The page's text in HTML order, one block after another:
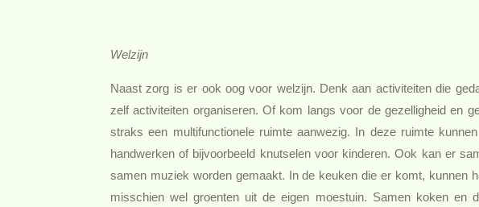
Welzijn
Naast zorg is er ook oog voor welzijn. Denk aan activiteiten die
zelf activiteiten organiseren. Of kom langs voor de gezelligheid en
straks een multifunctionele ruimte aanwezig. In deze ruimte
handwerken of bijvoorbeeld knutselen voor kinderen. Ook kan er
samen muziek worden gemaakt. In de keuken die er komt, kunnen
misschien wel groenten uit de eigen moestuin. Samen koken en